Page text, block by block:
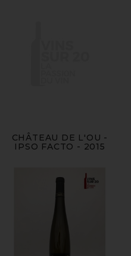
CHÂTEAU DE L'OU -
IPSO FACTO - 2015